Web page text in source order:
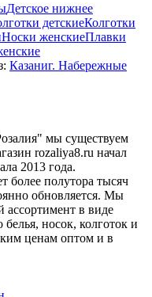
Детское нижнее
детскиеКолготки
Носки женскиеПлавки
Казаниг. Набережные
мы существуем
rozaliya8.ru начал
2013 года.
более полутора тысяч
обновляется. Мы
в виде
носок, колготок и
ценам оптом и в